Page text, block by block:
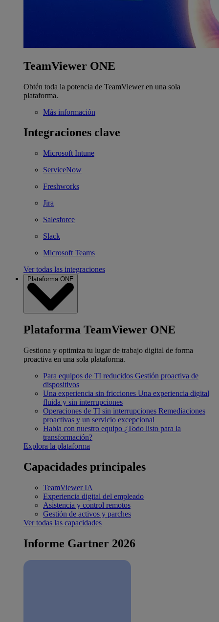
TeamViewer ONE
Obtén toda la potencia de TeamViewer en una sola
plataforma.
Más información
Integraciones clave
Microsoft Intune
ServiceNow
Freshworks
Jira
Salesforce
Slack
Microsoft Teams
Ver todas las integraciones
Plataforma ONE
Plataforma TeamViewer ONE
Gestiona y optimiza tu lugar de trabajo digital de forma
proactiva en una sola plataforma.
Para equipos de TI reducidos Gestión proactiva de
dispositivos
Una experiencia sin fricciones Una experiencia digital
fluida y sin interrupciones
Operaciones de TI sin interrupciones Remediaciones
proactivas y un servicio excepcional
Habla con nuestro equipo ¿Todo listo para la
transformación?
Explora la plataforma
Capacidades principales
TeamViewer IA
Experiencia digital del empleado
Asistencia y control remotos
Gestión de activos y parches
Ver todas las capacidades
Informe Gartner 2026